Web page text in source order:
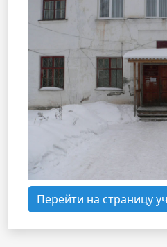
Перейти на страницу